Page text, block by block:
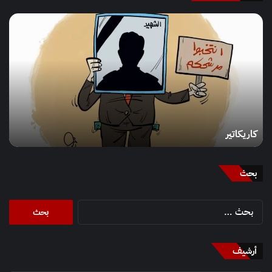
كاريكاتير
كاريكاتير
بحث
أرشيف أرشيف